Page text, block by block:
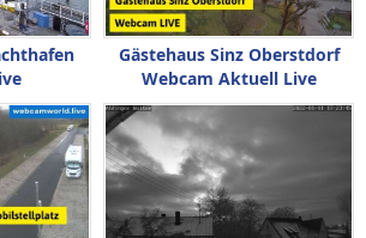
Gästehaus Sinz Oberstdorf
Webcam Aktuell Live